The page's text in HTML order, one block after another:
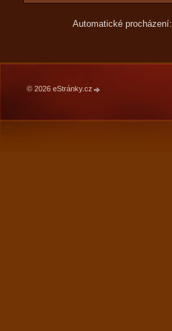
Automatické procházení:
© 2026 eStránky.cz